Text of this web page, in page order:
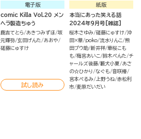
電子版
comic Killa Vol.20 メン
ヘラ製造ちゅう
鹿吉てとら あきつみずほ 坂
元輝弥 玄田げんた
あおや
磋藤にゅすけ
試し読み
紙版
本当にあった笑える話
2024年9月号[雑誌]
桜木さゆみ 磋藤にゅすけ 沖
田×華 poko 流水りんこ 熊
田プウ助 新井祥 華桜こも
も 梅宮あいこ 鈴木ぺんた チ
ャールズ後藤 藪犬小夏
あさ
の☆ひかり
なぐも 音咲椿
宮本ぺるみ
上野うね 赤松利
市 麦原だいだい